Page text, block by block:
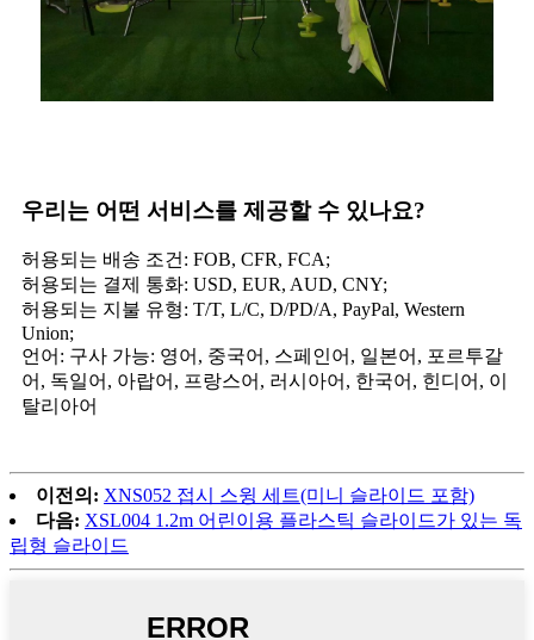
우리는 어떤 서비스를 제공할 수 있나요?
허용되는 배송 조건: FOB, CFR, FCA;
허용되는 결제 통화: USD, EUR, AUD, CNY;
허용되는 지불 유형: T/T, L/C, D/PD/A, PayPal, Western
Union;
언어: 구사 가능: 영어, 중국어, 스페인어, 일본어, 포르투갈
어, 독일어, 아랍어, 프랑스어, 러시아어, 한국어, 힌디어, 이
탈리아어
이전의: XNS052 접시 스윙 세트(미니 슬라이드 포함)
다음: XSL004 1.2m 어린이용 플라스틱 슬라이드가 있는 독
립형 슬라이드